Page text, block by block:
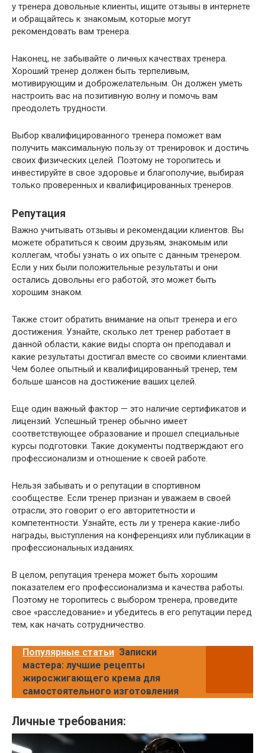
у тренера довольные клиенты, ищите отзывы в интернете
и обращайтесь к знакомым, которые могут
рекомендовать вам тренера.
Наконец, не забывайте о личных качествах тренера.
Хороший тренер должен быть терпеливым,
мотивирующим и доброжелательным. Он должен уметь
настроить вас на позитивную волну и помочь вам
преодолеть трудности.
Выбор квалифицированного тренера поможет вам
получить максимальную пользу от тренировок и достичь
своих физических целей. Поэтому не торопитесь и
инвестируйте в свое здоровье и благополучие, выбирая
только проверенных и квалифицированных тренеров.
Репутация
Важно учитывать отзывы и рекомендации клиентов. Вы
можете обратиться к своим друзьям, знакомым или
коллегам, чтобы узнать о их опыте с данным тренером.
Если у них были положительные результаты и они
остались довольны его работой, это может быть
хорошим знаком.
Также стоит обратить внимание на опыт тренера и его
достижения. Узнайте, сколько лет тренер работает в
данной области, какие виды спорта он преподавал и
какие результаты достигал вместе со своими клиентами.
Чем более опытный и квалифицированный тренер, тем
больше шансов на достижение ваших целей.
Еще один важный фактор — это наличие сертификатов и
лицензий. Успешный тренер обычно имеет
соответствующее образование и прошел специальные
курсы подготовки. Такие документы подтверждают его
профессионализм и отношение к своей работе.
Нельзя забывать и о репутации в спортивном
сообществе. Если тренер признан и уважаем в своей
отрасли, это говорит о его авторитетности и
компетентности. Узнайте, есть ли у тренера какие-либо
награды, выступления на конференциях или публикации в
профессиональных изданиях.
В целом, репутация тренера может быть хорошим
показателем его профессионализма и качества работы.
Поэтому не торопитесь с выбором тренера, проведите
свое «расследование» и убедитесь в его репутации перед
тем, как начать сотрудничество.
Популярные статьи Записки
мастера: лучшие рецепты
жиросжигающего крема для
самостоятельного изготовления
Личные требования: